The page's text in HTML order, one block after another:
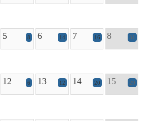
5 8 6 14 7 16 8 31
12 6 13 12 14 20 15 29